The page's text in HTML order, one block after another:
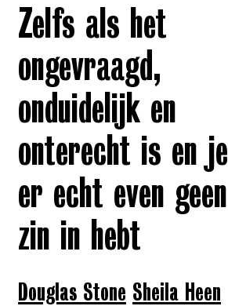
Zelfs als het
ongevraagd,
onduidelijk en
onterecht is en je
er echt even geen
zin in hebt
Douglas Stone Sheila Heen